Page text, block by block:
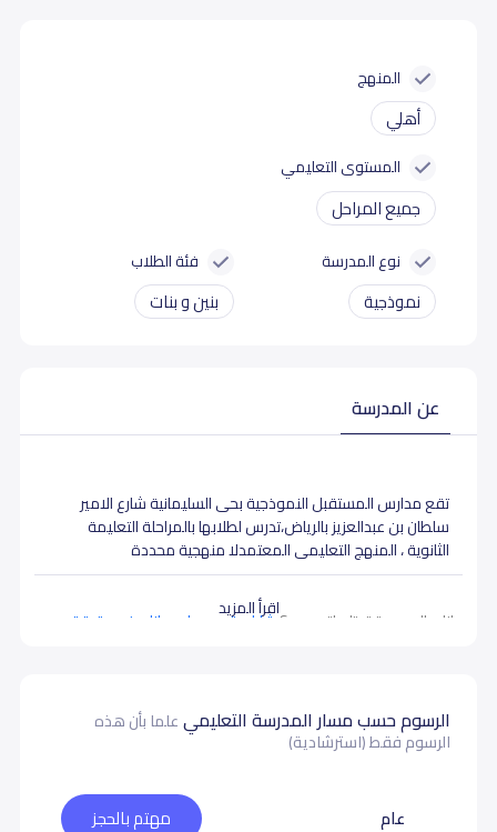
المنهج
أهلي
المستوى التعليمي
جميع المراحل
نوع المدرسة
نموذجية
فئة الطلاب
بنين و بنات
عن المدرسة
اقرأ المزيد
تقع مدارس المستقبل النموذجية بحى السليمانية شارع الامير
سلطان بن عبدالعزيز بالرياض،تدرس لطلابها بالمراحلة التعليمة
الثانوية ، المنهج التعليمى المعتمدلا منهجية محددة
بيانات المدرسة تحتاج لتصحيح ؟شارك بتصحيح اي بيانات غير دقيقة
الرسوم حسب مسار المدرسة التعليميعلما بأن هذه
الرسوم فقط (استرشادية)
عام مهتم بالحجز